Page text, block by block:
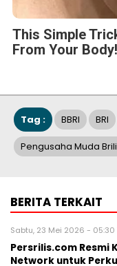
This Simple
From Your Body!
Tag : BBRI BRI
Pengusaha Muda
BERITA TERKAIT
Sabtu, 23 Mei 2026 - 05:30
Persrilis.com Resmi
Network untuk